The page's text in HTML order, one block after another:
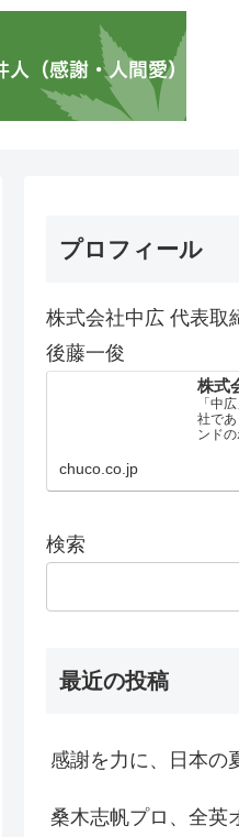
プロフィール
株式会社中広 代表取
後藤一俊
株式
「中
社で
ンド
chuco.co.jp
検索
最近の投稿
感謝を力に、日本の
桑木志帆プロ、全英